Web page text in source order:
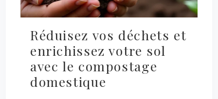
Réduisez vos déchets et
enrichissez votre sol
avec le compostage
domestique